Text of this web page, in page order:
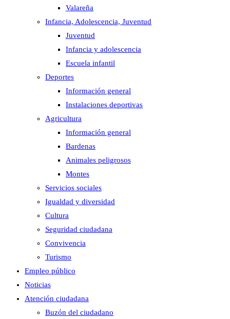
Valareña
Infancia, Adolescencia, Juventud
Juventud
Infancia y adolescencia
Escuela infantil
Deportes
Información general
Instalaciones deportivas
Agricultura
Información general
Bardenas
Animales peligrosos
Montes
Servicios sociales
Igualdad y diversidad
Cultura
Seguridad ciudadana
Convivencia
Turismo
Empleo público
Noticias
Atención ciudadana
Buzón del ciudadano